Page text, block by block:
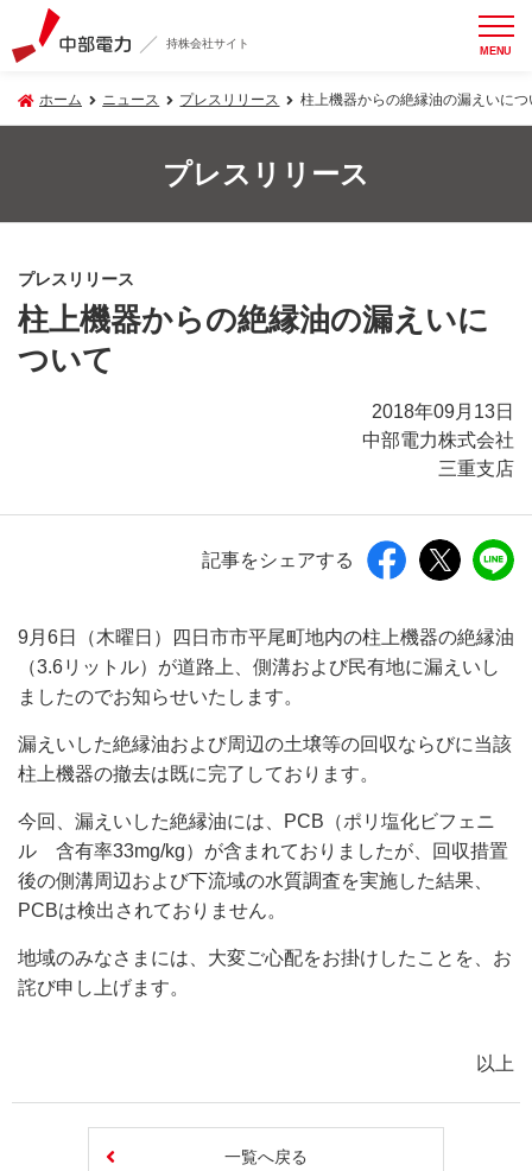
持株会社サイト MENU
ホーム ニュース プレスリリース 柱上機器からの絶縁油の漏えいにつ
プレスリリース
プレスリリース
柱上機器からの絶縁油の漏えいに
ついて
2018年09月13日
中部電力株式会社
三重支店
記事をシェアする
9月6日（木曜日）四日市市平尾町地内の柱上機器の絶縁油
（3.6リットル）が道路上、側溝および民有地に漏えいし
ましたのでお知らせいたします。
漏えいした絶縁油および周辺の土壌等の回収ならびに当該
柱上機器の撤去は既に完了しております。
今回、漏えいした絶縁油には、PCB（ポリ塩化ビフェニ
ル 含有率33mg/kg）が含まれておりましたが、回収措置
後の側溝周辺および下流域の水質調査を実施した結果、
PCBは検出されておりません。
地域のみなさまには、大変ご心配をお掛けしたことを、お
詫び申し上げます。
以上
一覧へ戻る